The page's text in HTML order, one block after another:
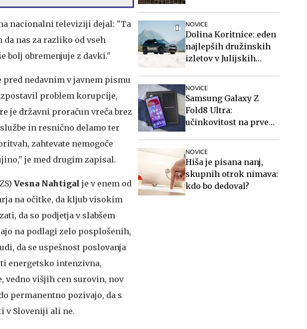
nacionalni televiziji dejal: "Ta
nas za razliko od vseh
bolj obremenjuje z davki."
pred nedavnim v javnem pismu
problem korupcije,
je državni proračun vreča brez
in resnično delamo ter
zahtevate nemogoče
je med drugim zapisal.
Vesna Nahtigal je v enem od
na očitke, da kljub visokim
da so podjetja v slabšem
na podlagi zelo posplošenih,
da se uspešnost poslovanja
energetsko intenzivna,
višjih cen surovin, nov
permanentno pozivajo, da s
v Sloveniji ali ne.
avtobuse?
NOVICE
Dolina Koritnice: eden
najlepših družinskih
izletov v Julijskih
NOVICE
Samsung Galaxy Z
Fold8 Ultra:
učinkovitost na prvem
NOVICE
Hiša je pisana nanj,
skupnih otrok nimava:
kdo bo dedoval?